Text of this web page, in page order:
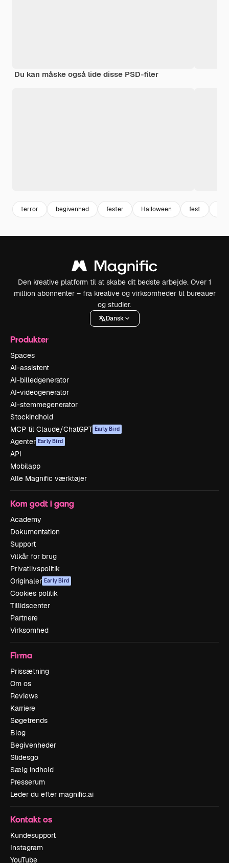
Du kan måske også lide disse PSD-filer
terror begivenhed fester Halloween fest
Den kreative platform til at skabe dit bedste arbejde. Over 1
million abonnenter – fra kreative og virksomheder til bureauer
og studier.
Dansk
Produkter
Spaces
AI-assistent
AI-billedgenerator
AI-videogenerator
AI-stemmegenerator
Stockindhold
MCP til Claude/ChatGPT Early Bird
Agenter Early Bird
API
Mobilapp
Alle Magnific værktøjer
Kom godt i gang
Academy
Dokumentation
Support
Vilkår for brug
Privatlivspolitik
Originaler Early Bird
Cookies politik
Tillidscenter
Partnere
Virksomhed
Firma
Prissætning
Om os
Reviews
Karriere
Søgetrends
Blog
Begivenheder
Slidesgo
Sælg indhold
Presserum
Leder du efter magnific.ai
Kontakt os
Kundesupport
Instagram
YouTube